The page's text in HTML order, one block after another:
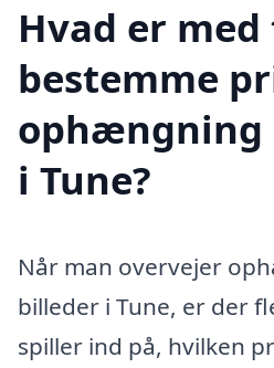
Hvad er
bestemme
ophængning
i Tune?
Når man overvejer
billeder i Tune, er der
spiller ind på, hvilken